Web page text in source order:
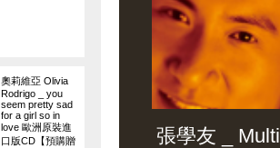
奧莉維亞 Olivia
Rodrigo _ you
seem pretty sad
for a girl so in
love 歐洲原裝進
口版CD【預購贈
張學友 _